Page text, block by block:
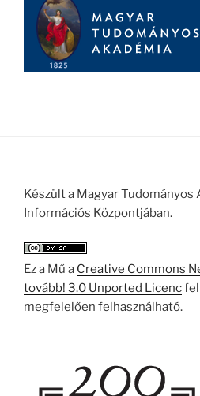
Készült a Magyar Tudományos
Információs Központjában.
Ez a Mű a Creative Commons
tovább! 3.0 Unported Licenc
megfelelően felhasználható.